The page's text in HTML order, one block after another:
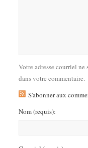
Votre adresse courriel
dans votre commentaire.
S'abonner aux
Nom(requis):